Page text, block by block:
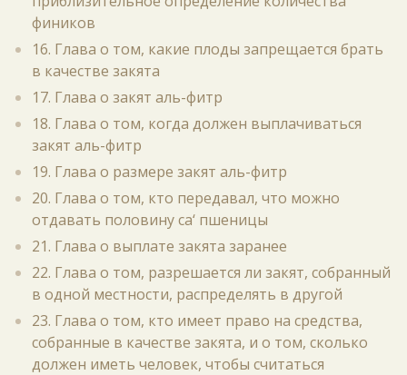
фиников
16. Глава о том, какие плоды запрещается брать
в качестве закята
17. Глава о закят аль-фитр
18. Глава о том, когда должен выплачиваться
закят аль-фитр
19. Глава о размере закят аль-фитр
20. Глава о том, кто передавал, что можно
отдавать половину са‘ пшеницы
21. Глава о выплате закята заранее
22. Глава о том, разрешается ли закят, собранный
в одной местности, распределять в другой
23. Глава о том, кто имеет право на средства,
собранные в качестве закята, и о том, сколько
должен иметь человек, чтобы считаться